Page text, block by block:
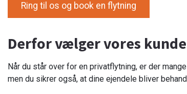
Ring til os og book en flytning
Derfor vælger vores
Når du står over for en privatflytning, er der
men du sikrer også, at dine ejendele bliver